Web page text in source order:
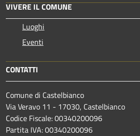
VIVERE IL COMUNE
Luoghi
Eventi
CONTATTI
Comune di Castelbianco
Via Veravo 11 - 17030, Castelbianco
Codice Fiscale: 00340200096
Partita IVA: 00340200096